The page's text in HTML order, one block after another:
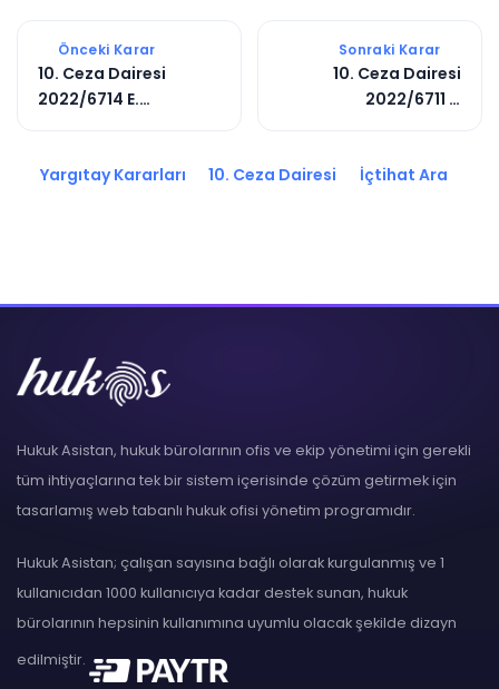
Önceki Karar
10. Ceza Dairesi
2022/6714 E.
Sonraki Karar
10. Ceza Dairesi
2022/6711 E.
Yargıtay Kararları 10. Ceza Dairesi İçtihat Ara
Hukuk Asistan, hukuk bürolarının ofis ve ekip yönetimi için gerekli
tüm ihtiyaçlarına tek bir sistem içerisinde çözüm getirmek için
tasarlamış web tabanlı hukuk ofisi yönetim programıdır.
Hukuk Asistan; çalışan sayısına bağlı olarak kurgulanmış ve 1
kullanıcıdan 1000 kullanıcıya kadar destek sunan, hukuk
bürolarının hepsinin kullanımına uyumlu olacak şekilde dizayn
edilmiştir.